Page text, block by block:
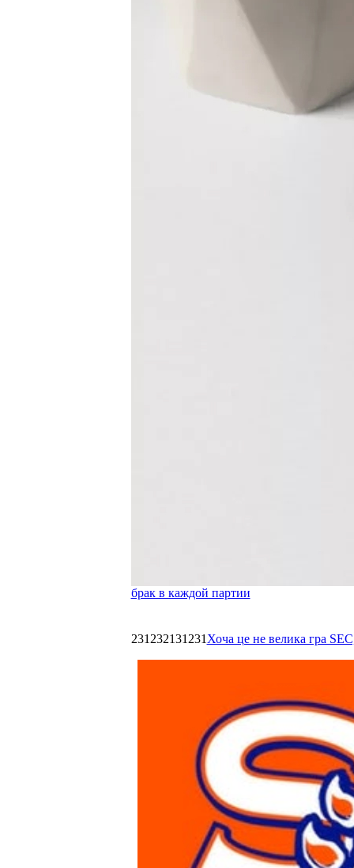
брак в каждой партии
231232131231 Хоча це не велика гра